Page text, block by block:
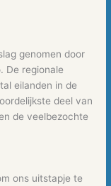
genomen door
De regionale
eilanden in de
deel van
de veelbezochte
ons uitstapje te